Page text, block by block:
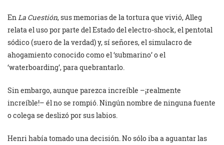
EnLa Cuestión, sus memorias de la tortura que vivió, Alleg
relata el uso por parte del Estado del electro-shock, el pentotal
sódico (suero de la verdad) y, sí señores, el simulacro de
ahogamiento conocido como el ‘submarino’ o el
‘waterboarding’, para quebrantarlo.
Sin embargo, aunque parezca increíble –¡realmente
increíble!– él no se rompió. Ningún nombre de ninguna fuente
o colega se deslizó por sus labios.
Henri había tomado una decisión. No sólo iba a aguantar las